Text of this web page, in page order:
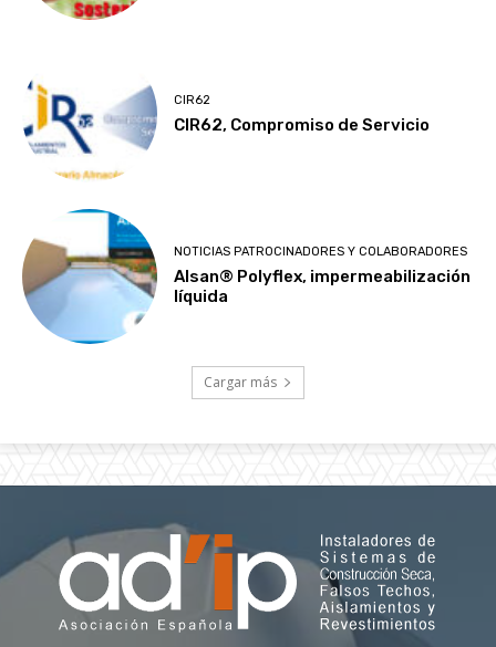
CIR62
CIR62, Compromiso de Servicio
NOTICIAS PATROCINADORES Y COLABORADORES
Alsan® Polyflex, impermeabilización
líquida
Cargar más